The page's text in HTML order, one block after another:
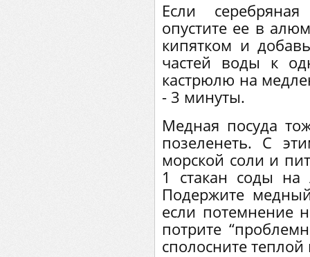
Если
опустите ее в
кипятком и
частей воды к
кастрюлю на
- 3 минуты.
Медная посуда
позеленеть. С
морской соли и
1 стакан соды на
Подержите
если потемнение
потрите
сполосните